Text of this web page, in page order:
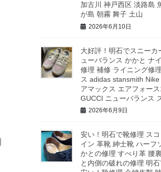
加古川 神戸西区 淡路島
が島 朝霧 舞子 土山
2026年6月10日
大好評！明石でスニーカ
ューバランス かかと ナ
修理 補修 ライニング修
ス adidas stansmith
アマックス エアフォー
GUCCI ニューバランス
2026年6月9日
安い！明石で靴修理 ス
イン 革靴 紳士靴 ハーフ
かとの修理 すべり革 腰
と内側の破れの修理 明